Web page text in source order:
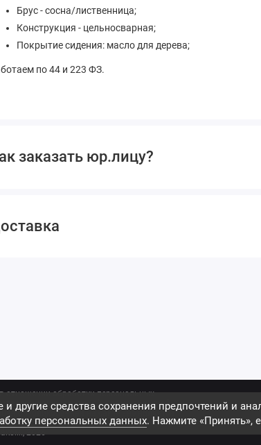
Брус - сосна/лиственница;
Конструкция - цельносварная;
Покрытие сидения: масло для дерева;
по 44 и 223 ФЗ.
заказать юр.лицу?
средства сохранения предпочтений и
персональных данных. Нажмите «Принять»,
отношении обработки персональных
свои данные в любой форме обратной
опубликованная на сайте - не является
Сайт timzmk.ru является
2026